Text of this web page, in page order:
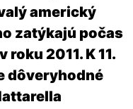
americký
zatýkajú počas
2011. K 11.
dôveryhodné